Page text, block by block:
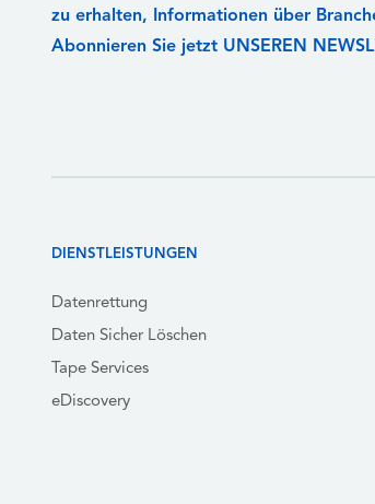
zu erhalten, Informationen über
Abonnieren Sie jetzt UNSEREN
DIENSTLEISTUNGEN
Datenrettung
Daten Sicher Löschen
Tape Services
eDiscovery